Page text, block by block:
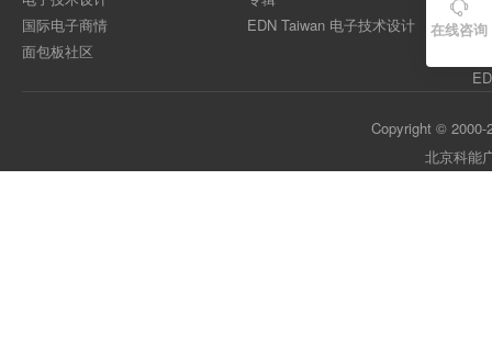
国际电子商情
面包板社区
EDN Taiwan 电子技术设计
Copyright © 2000-
北京科能

在线咨询